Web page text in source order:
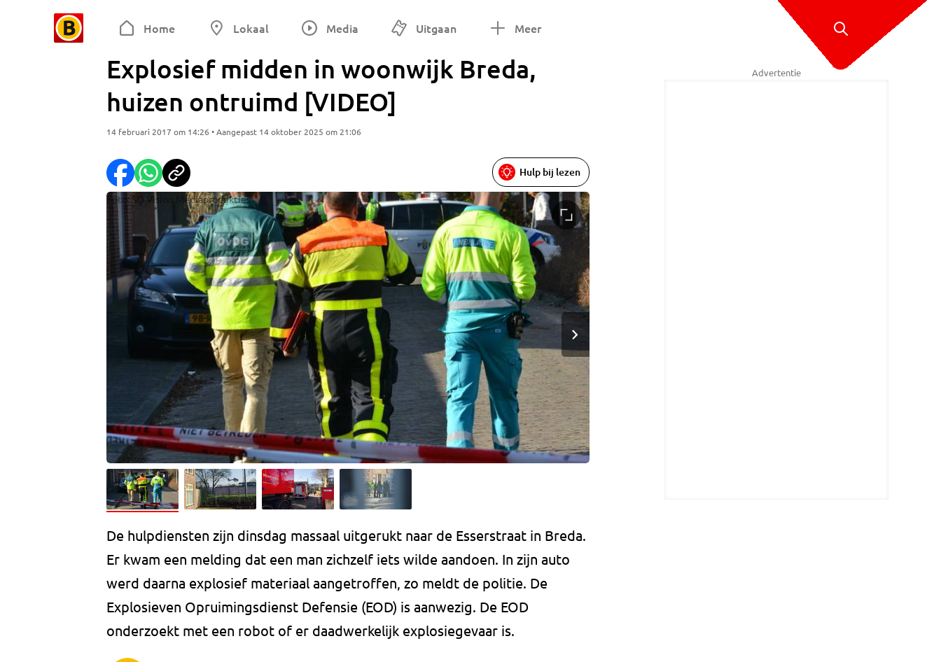
Home Lokaal Media Uitgaan Meer
Explosief midden in woonwijk Breda,
huizen ontruimd [VIDEO]
14 februari 2017 om 14:26 • Aangepast 14 oktober 2025 om 21:06
Foto: SQ Vision Mediaprodukties
Hulp bij lezen
De hulpdiensten zijn dinsdag massaal uitgerukt naar de Esserstraat in Breda.
Er kwam een melding dat een man zichzelf iets wilde aandoen. In zijn auto
werd daarna explosief materiaal aangetroffen, zo meldt de politie. De
Explosieven Opruimingsdienst Defensie (EOD) is aanwezig. De EOD
onderzoekt met een robot of er daadwerkelijk explosiegevaar is.
Advertentie